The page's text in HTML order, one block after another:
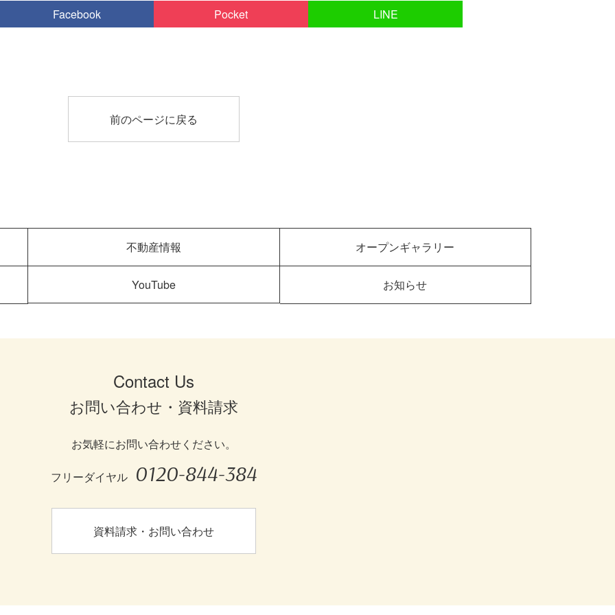
Facebook Pocket LINE
前のページに戻る
不動産情報 オープンギャラリー
YouTube お知らせ
Contact Us
お問い合わせ・資料請求
お気軽にお問い合わせください。
フリーダイヤル 0120-844-384
資料請求・お問い合わせ